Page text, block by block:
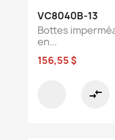
VC8040B-13
Bottes
en...
156,55 $
compare_arrows